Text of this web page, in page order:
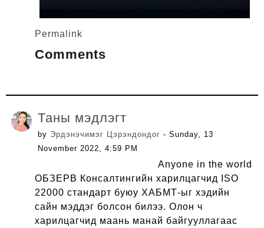
Permalink
Comments
Таны мэдлэгт
by Эрдэнэчимэг Цэрэндондог - Sunday, 13
November 2022, 4:59 PM
Anyone in the world
ОБЗЕРВ Консалтингийн харилцагчид ISO
22000 стандарт буюу ХАБМТ-ыг хэдийн
сайн мэддэг болсон билээ. Олон ч
харилцагчид маань манай байгууллагаас